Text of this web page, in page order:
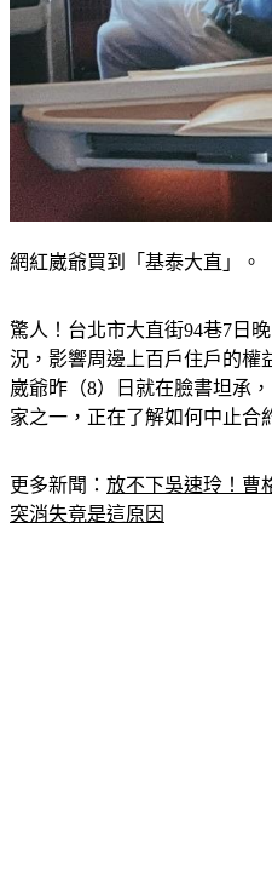
網紅崴爺買到「基泰大直」。
驚人！台北市大直街94巷7日
況，影響周邊上百戶住戶的權
崴爺昨（8）日就在臉書坦承
家之一，正在了解如何中止合
更多新聞： 放不下吳速玲！曹
突消失竟是這原因